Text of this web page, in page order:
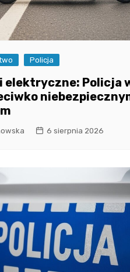
Policja
elektryczne: Policja
6 sierpnia 2026